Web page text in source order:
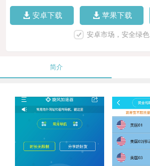
安卓下载 苹果下载
安卓市场，安全绿色
简介